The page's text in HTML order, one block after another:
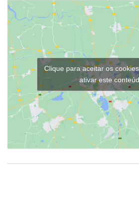
Clique para aceitar os
ativar este